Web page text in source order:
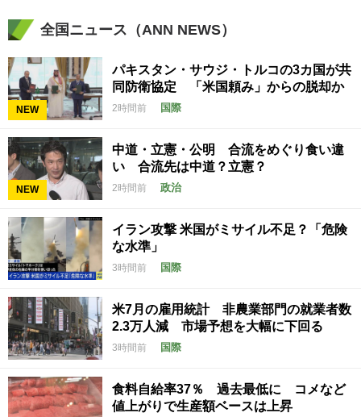
全国ニュース（ANN NEWS）
NEW
パキスタン・サウジ・トルコの3カ国が共
同防衛協定 「米国頼み」からの脱却か
2時間前 国際
NEW
中道・立憲・公明 合流をめぐり食い違
い 合流先は中道？立憲？
2時間前 政治
イラン攻撃 米国がミサイル不足？「危険
な水準」
3時間前 国際
米7月の雇用統計 非農業部門の就業者数
2.3万人減 市場予想を大幅に下回る
3時間前 国際
食料自給率37％ 過去最低に コメなど
値上がりで生産額ベースは上昇